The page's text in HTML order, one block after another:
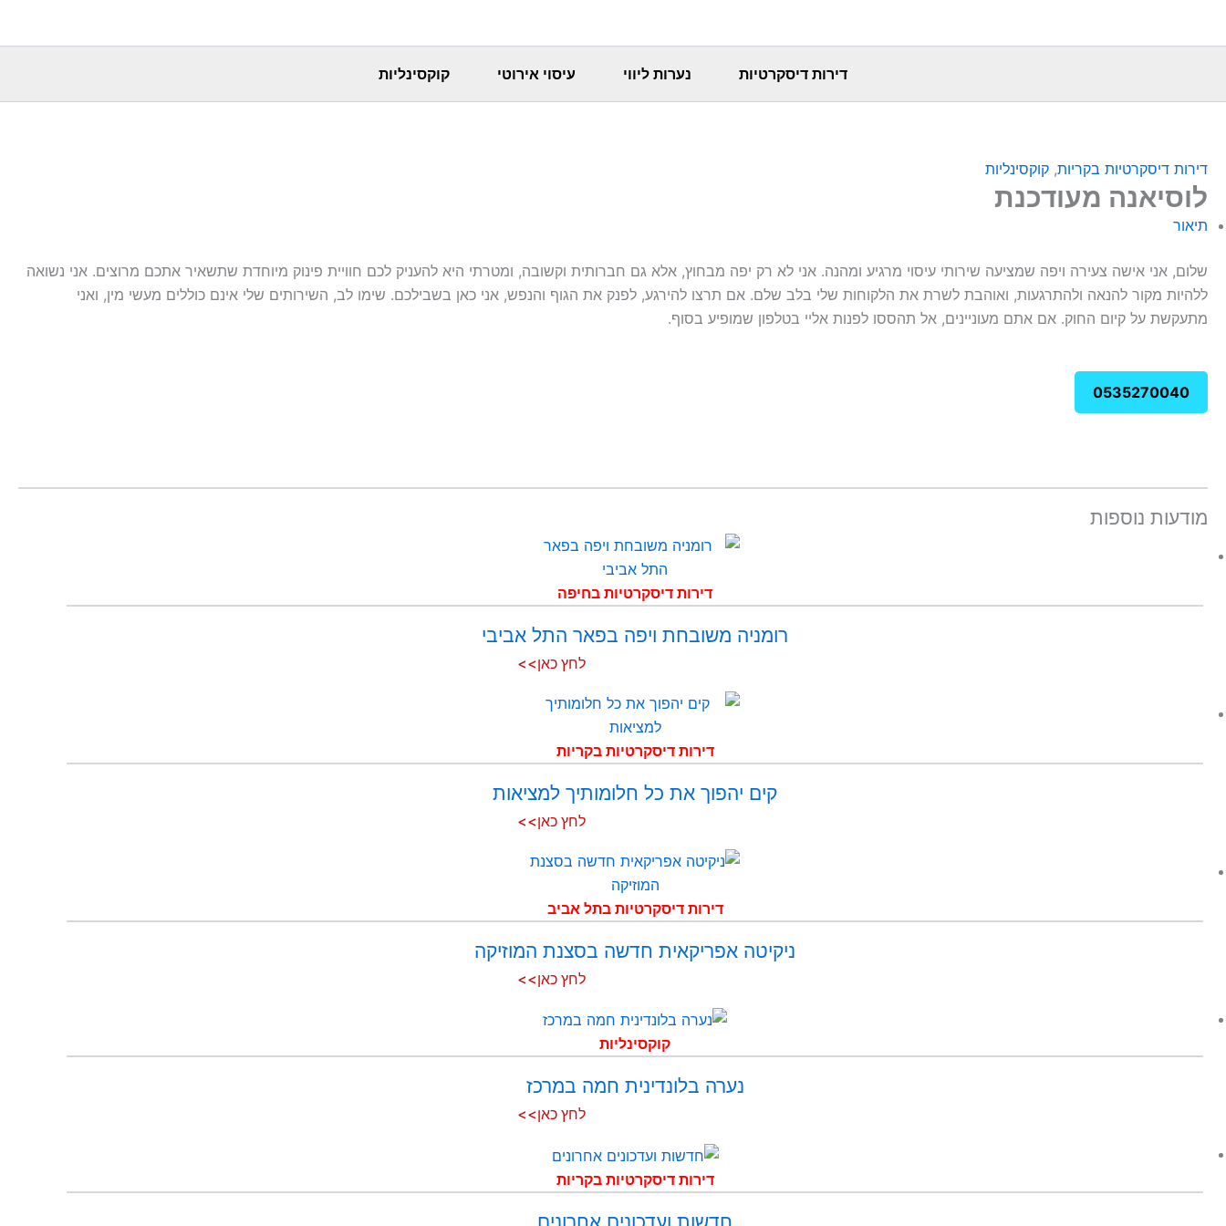
דירות דיסקרטיות
נערות ליווי עיסוי אירוטי קוקסינליות
דירות דיסקרטיות בקריות, קוקסינליות
לוסיאנה מעודכנת
תיאור
שלום, אני אישה צעירה ויפה שמציעה שירותי עיסוי מרגיע ומהנה. אני לא רק יפה מבחוץ, אלא גם חברותית וקשובה, ומטרתי היא להעניק לכם חוויית פינוק מיוחדת שתשאיר אתכם מרוצים. אני נשואה
ללהיות מקור להנאה ולהתרגעות, ואוהבת לשרת את הלקוחות שלי בלב שלם. אם תרצו להירגע, לפנק את הגוף והנפש, אני כאן בשבילכם. שימו לב, השירותים שלי אינם כוללים מעשי מין, ואני
מתעקשת על קיום החוק. אם אתם מעוניינים, אל תהססו לפנות אליי בטלפון שמופיע בסוף.
0535270040
מודעות נוספות
דירות דיסקרטיות בחיפה
רומניה משובחת ויפה בפאר התל אביבי
לחץ כאן>>
דירות דיסקרטיות בקריות
קים יהפוך את כל חלומותיך למציאות
לחץ כאן>>
דירות דיסקרטיות בתל אביב
ניקיטה אפריקאית חדשה בסצנת המוזיקה
לחץ כאן>>
קוקסינליות
נערה בלונדינית חמה במרכז
לחץ כאן>>
דירות דיסקרטיות בקריות